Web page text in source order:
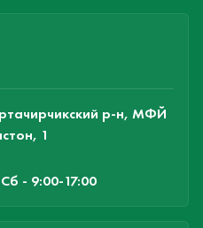
р-н, МФЙ
1
- 9:00-17:00